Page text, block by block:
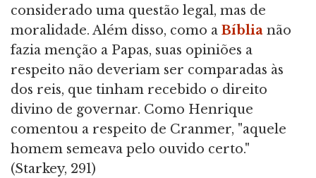
considerado uma questão legal, mas de
moralidade. Além disso, como a Bíblia não
fazia menção a Papas, suas opiniões a
respeito não deveriam ser comparadas às
dos reis, que tinham recebido o direito
divino de governar. Como Henrique
comentou a respeito de Cranmer, "aquele
homem semeava pelo ouvido certo."
(Starkey, 291)